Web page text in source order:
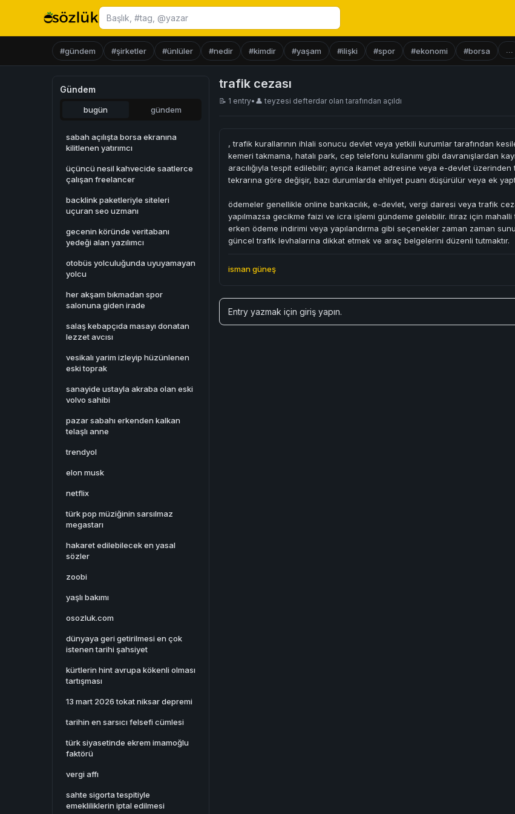
Başlık ara
#gündem #şirketler #ünlüler #nedir #kimdir #yaşam #ilişki #spor #ekonomi #borsa ...
Gündem
bugün gündem
sabah açılışta borsa ekranına
kilitlenen yatırımcı
üçüncü nesil kahvecide saatlerce
çalışan freelancer
backlink paketleriyle siteleri
uçuran seo uzmanı
gecenin köründe veritabanı
yedeği alan yazılımcı
otobüs yolculuğunda uyuyamayan
yolcu
her akşam bıkmadan spor
salonuna giden irade
salaş kebapçıda masayı donatan
lezzet avcısı
vesikalı yarim izleyip hüzünlenen
eski toprak
sanayide ustayla akraba olan eski
volvo sahibi
pazar sabahı erkenden kalkan
telaşlı anne
trendyol
elon musk
netflix
türk pop müziğinin sarsılmaz
megastarı
hakaret edilebilecek en yasal
sözler
zoobi
yaşlı bakımı
osozluk.com
dünyaya geri getirilmesi en çok
istenen tarihi şahsiyet
kürtlerin hint avrupa kökenli olması
tartışması
13 mart 2026 tokat niksar depremi
tarihin en sarsıcı felsefi cümlesi
türk siyasetinde ekrem imamoğlu
faktörü
vergi affı
sahte sigorta tespitiyle
emekliliklerin iptal edilmesi
trafik cezası
📝 1 entry• 👤 teyzesi defterdar olan tarafından açıldı
, trafik kurallarının ihlali sonucu devlet veya yetkili kurumlar tarafından
kemeri takmama, hatalı park, cep telefonu kullanımı gibi davranışlardan
aracılığıyla tespit edilebilir; ayrıca ikamet adresine veya e-devlet
tekrarına göre değişir, bazı durumlarda ehliyet puanı düşürülür veya ek
ödemeler genellikle online bankacılık, e-devlet, vergi dairesi veya trafik
yapılmazsa gecikme faizi ve icra işlemi gündeme gelebilir. itiraz için
erken ödeme indirimi veya yapılandırma gibi seçenekler zaman zaman
güncel trafik levhalarına dikkat etmek ve araç belgelerini düzenli tutmaktır.
isman güneş
Entry yazmak için giriş yapın.